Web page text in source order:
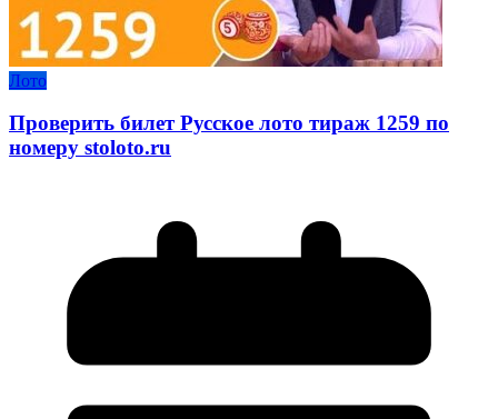
Лото
Проверить билет Русское лото тираж 1259 по
номеру stoloto.ru